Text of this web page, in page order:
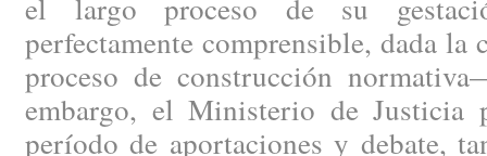
el largo proceso de su
perfectamente comprensible, dada
proceso de construcción
embargo, el Ministerio de Justicia
período de aportaciones y debate,